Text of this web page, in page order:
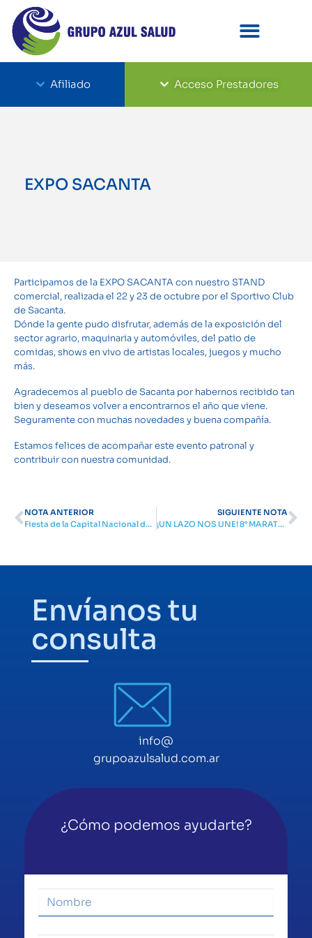
Afiliado Acceso Prestadores
EXPO SACANTA
Participamos de la EXPO SACANTA con nuestro STAND
comercial, realizada el 22 y 23 de octubre por el Sportivo Club
de Sacanta.
Dónde la gente pudo disfrutar, además de la exposición del
sector agrario, maquinaria y automóviles, del patio de
comidas, shows en vivo de artistas locales, juegos y mucho
más.
Agradecemos al pueblo de Sacanta por habernos recibido tan
bien y deseamos volver a encontrarnos el año que viene.
Seguramente con muchas novedades y buena compañía.
Estamos felices de acompañar este evento patronal y
contribuir con nuestra comunidad.
NOTA ANTERIOR
Fiesta de la Capital Nacional del Deportista en Río Tercero
SIGUIENTE NOTA
¡UN LAZO NOS UNE! 8° MARATON Y CAMINATA POR LA VIDA
Envíanos tu
consulta
info@
grupoazulsalud.com.ar
¿Cómo podemos ayudarte?